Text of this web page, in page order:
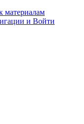
материалам
и Войти